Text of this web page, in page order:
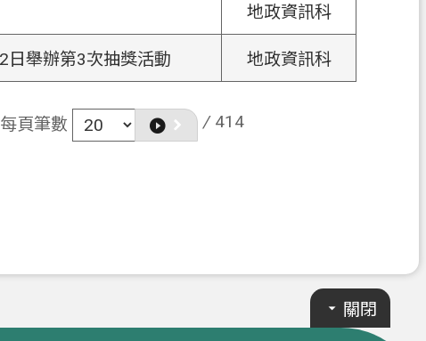
地政資訊科
日舉辦第3次抽獎活動 地政資訊科
每頁筆數 / 414
關閉